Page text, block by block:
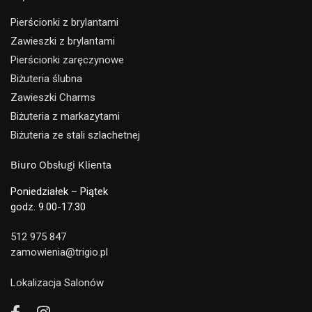
Pierścionki z brylantami
Zawieszki z brylantami
Pierścionki zaręczynowe
Biżuteria ślubna
Zawieszki Charms
Biżuteria z markazytami
Biżuteria ze stali szlachetnej
Biuro Obsługi Klienta
Poniedziałek – Piątek
godz. 9.00-17.30
512 975 847
zamowienia@trigio.pl
Lokalizacja Salonów